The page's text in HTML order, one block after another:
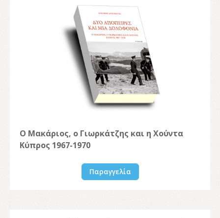
Ο Μακάριος, ο Γιωρκάτζης και η Χούντα
Κύπρος 1967-1970
Παραγγελία